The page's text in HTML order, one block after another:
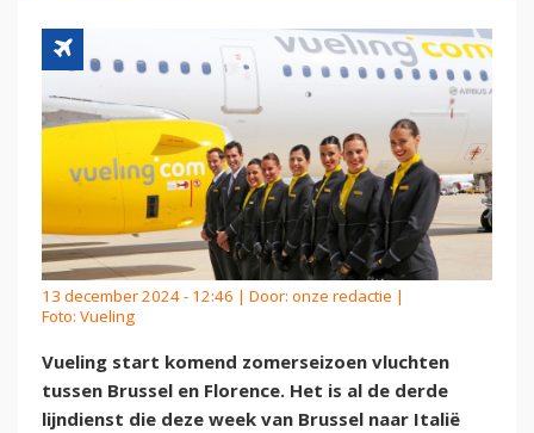
13 december 2024 - 12:46 | Door: onze redactie |
Foto: Vueling
Vueling start komend zomerseizoen vluchten
tussen Brussel en Florence. Het is al de derde
lijndienst die deze week van Brussel naar Italië